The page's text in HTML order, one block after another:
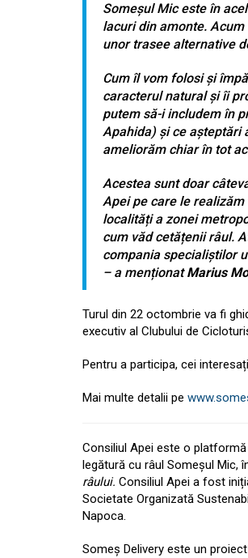
Someșul Mic este în
lacuri din amonte.
unor trasee alternative
Cum îl vom folosi și
caracterul natural și îi
putem să-i includem în
Apahida) și ce așteptări
ameliorăm chiar în tot
Acestea sunt doar
Apei pe care le
localități a zonei
cum văd cetățenii râul.
compania specialiștilor
– a menționatMarius
Turul din 22 octombrie va fi
executiv al Clubului de
Pentru a participa, cei
Mai multe detalii pe
Consiliul Apei este o
legătură cu râul Someșul Mic,
râului. Consiliul Apei a fost
Societate Organizată
Napoca.
Someș Delivery este un